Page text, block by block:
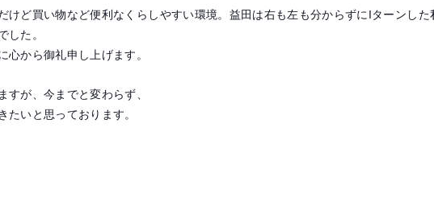
けど買い物など便利なくらしやすい環境。益田は右も左も分からずにIターンした
した。
心から御礼申し上げます。
すが、今までと変わらず、
たいと思っております。